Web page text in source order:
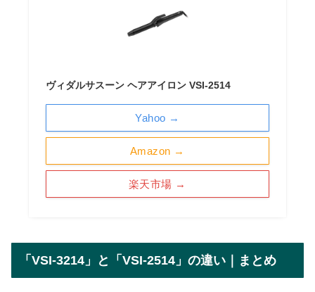
ヴィダルサスーン ヘアアイロン VSI-2514
Amazon →
楽天市場 →
Yahoo →
「VSI-3214」と「VSI-2514」の違い｜まとめ